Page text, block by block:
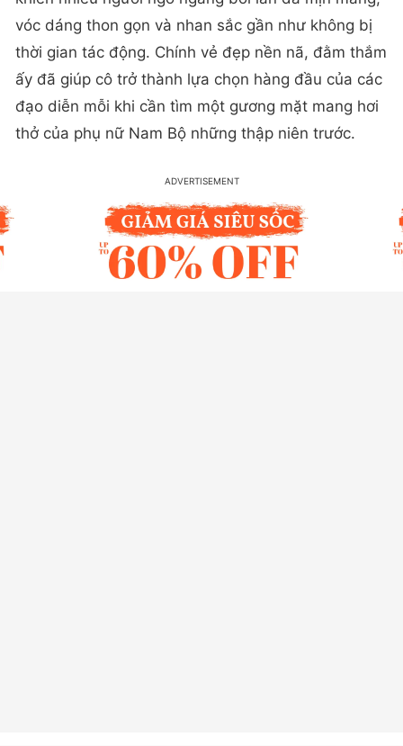
vóc dáng thon gọn và nhan sắc gần như không bị
thời gian tác động. Chính vẻ đẹp nền nã, đằm thắm
ấy đã giúp cô trở thành lựa chọn hàng đầu của các
đạo diễn mỗi khi cần tìm một gương mặt mang hơi
thở của phụ nữ Nam Bộ những thập niên trước.